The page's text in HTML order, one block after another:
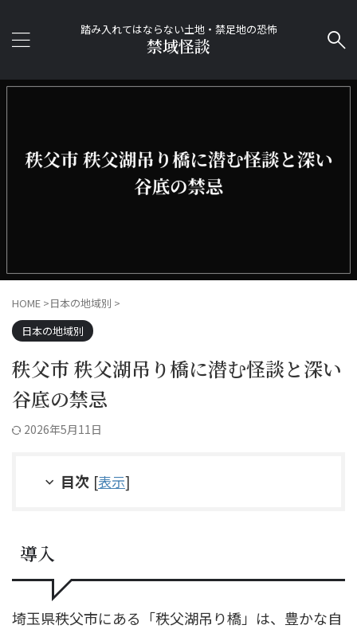
踏み入れてはならない土地・禁足地の恐怖
禁域怪談
HOME >日本の地域別 >
日本の地域別
秩父市 秩父湖吊り橋に潜む怪談と深い
谷底の禁忌
2026年5月11日
目次 [表示]
導入
埼玉県秩父市にある「秩父湖吊り橋」は、豊かな自